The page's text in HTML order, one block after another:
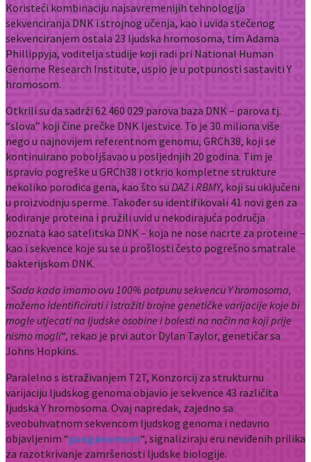
Koristeći kombinaciju najsavremenijih tehnologija
sekvenciranja DNK i strojnog učenja, kao i uvida stečenog
sekvenciranjem ostala 23 ljudska hromosoma, tim Adama
Phillippyja, voditelja studije koji radi pri National Human
Genome Research Institute, uspio je u potpunosti sastaviti Y
hromosom.
Otkrili su da sadrži 62 460 029 parova baza DNK – parova tj.
“slova” koji čine prečke DNK ljestvice. To je 30 miliona više
nego u najnovijem referentnom genomu, GRCh38, koji se
kontinuirano poboljšavao u posljednjih 20 godina. Tim je
ispravio pogreške u GRCh38 i otkrio kompletne strukture
nekoliko porodica gena, kao što su DAZi RBMY, koji su uključeni
u proizvodnju sperme. Također su identifikovali 41 novi gen za
kodiranje proteina i pružili uvid u nekodirajuća područja
poznata kao satelitska DNK – koja ne nose nacrte za proteine –
kao i sekvence koje su se u prošlosti često pogrešno smatrale
bakterijskom DNK.
“Sada kada imamo ovu 100% potpunu sekvencu Y hromosoma,
možemo identificirati i istražiti brojne genetičke varijacije koje bi
mogle utjecati na ljudske osobine i bolesti na način na koji prije
nismo mogli“, rekao je prvi autor Dylan Taylor, genetičar sa
Johns Hopkins.
Paralelno s istraživanjem T2T, Konzorcij za strukturnu
varijaciju ljudskog genoma objavio je sekvence 43 različita
ljudska Y hromosoma. Ovaj napredak, zajedno sa
sveobuhvatnom sekvencom ljudskog genoma i nedavno
objavljenim “pangenomom“, signaliziraju eru neviđenih prilika
za razotkrivanje zamršenosti ljudske biologije.